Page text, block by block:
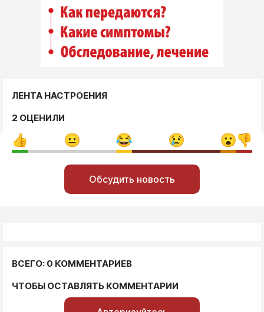
ЛЕНТА НАСТРОЕНИЯ
2 ОЦЕНИЛИ
Обсудить новость
ВСЕГО: 0 КОММЕНТАРИЕВ
ЧТОБЫ ОСТАВЛЯТЬ КОММЕНТАРИИ